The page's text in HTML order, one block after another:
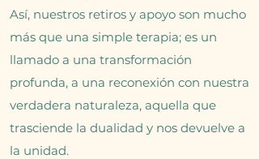
Así, nuestros retiros y apoyo son mucho
más que una simple terapia; es un
llamado a una transformación
profunda, a una reconexión con nuestra
verdadera naturaleza, aquella que
trasciende la dualidad y nos devuelve a
la unidad.